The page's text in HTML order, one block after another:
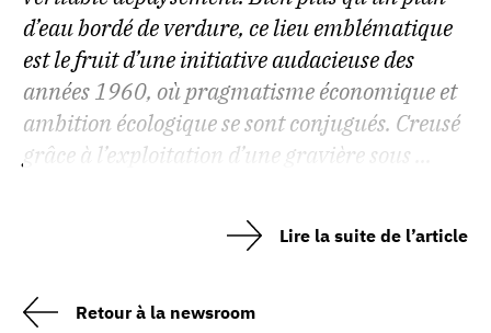
d’eau bordé de verdure, ce lieu emblématique
est le fruit d’une initiative audacieuse des
années 1960, où pragmatisme économique et
ambition écologique se sont conjugués. Creusé
grâce à l’exploitation d’une gravière sous ...
Lire la suite de l’article
Retour à la newsroom